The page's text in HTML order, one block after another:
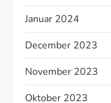
Januar 2024
December 2023
November 2023
Oktober 2023